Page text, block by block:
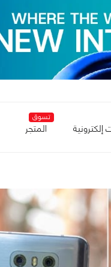
إلكترونية
تسوق
المتجر